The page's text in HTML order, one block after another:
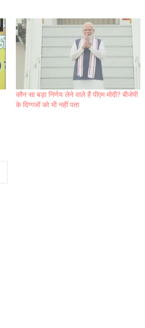
कौन सा बड़ा निर्णय लेने वाले हैं पीएम मोदी? बीजेपी
के दिग्गजों को भी नहीं पता